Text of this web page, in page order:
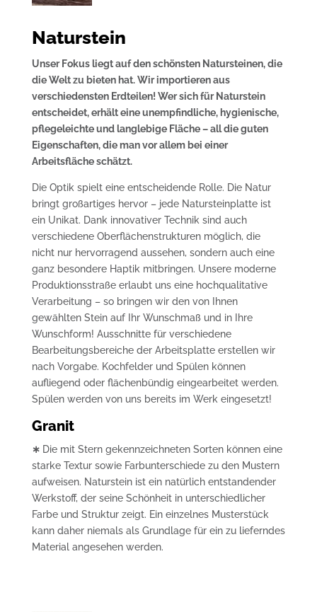
Naturstein
Unser Fokus liegt auf den schönsten Natursteinen, die
die Welt zu bieten hat. Wir importieren aus
verschiedensten Erdteilen! Wer sich für Naturstein
entscheidet, erhält eine unempfindliche, hygienische,
pflegeleichte und langlebige Fläche – all die guten
Eigenschaften, die man vor allem bei einer
Arbeitsfläche schätzt.
Die Optik spielt eine entscheidende Rolle. Die Natur
bringt großartiges hervor – jede Natursteinplatte ist
ein Unikat. Dank innovativer Technik sind auch
verschiedene Oberflächenstrukturen möglich, die
nicht nur hervorragend aussehen, sondern auch eine
ganz besondere Haptik mitbringen. Unsere moderne
Produktionsstraße erlaubt uns eine hochqualitative
Verarbeitung – so bringen wir den von Ihnen
gewählten Stein auf Ihr Wunschmaß und in Ihre
Wunschform! Ausschnitte für verschiedene
Bearbeitungsbereiche der Arbeitsplatte erstellen wir
nach Vorgabe. Kochfelder und Spülen können
aufliegend oder flächenbündig eingearbeitet werden.
Spülen werden von uns bereits im Werk eingesetzt!
Granit
∗ Die mit Stern gekennzeichneten Sorten können eine
starke Textur sowie Farbunterschiede zu den Mustern
aufweisen. Naturstein ist ein natürlich entstandender
Werkstoff, der seine Schönheit in unterschiedlicher
Farbe und Struktur zeigt. Ein einzelnes Musterstück
kann daher niemals als Grundlage für ein zu lieferndes
Material angesehen werden.